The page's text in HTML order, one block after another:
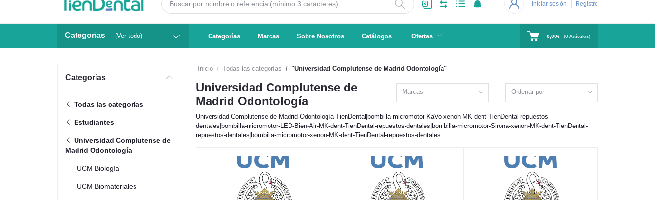
Iniciar sesión Registro
Categorías (Ver todo) Categorías Marcas Sobre Nosotros Catálogos Ofertas 0,00€ (0Artículos)
Categorías
Todas las categorías
Estudiantes
Universidad Complutense de
Madrid Odontología
UCM Biología
UCM Biomateriales
Inicio Todas las categorías "Universidad Complutense de Madrid Odontología"
Universidad Complutense de
Madrid Odontología
Marcas Ordenar por
Universidad-Complutense-de-Madrid-Odontología-TienDental|bombilla-micromotor-KaVo-xenon-MK-dent-TienDental-repuestos-
dentales|bombilla-micromotor-LED-Bien-Air-MK-dent-TienDental-repuestos-dentales|bombilla-micromotor-Sirona-xenon-MK-dent-TienDental-
repuestos-dentales|bombilla-micromotor-xenon-MK-dent-TienDental-repuestos-dentales